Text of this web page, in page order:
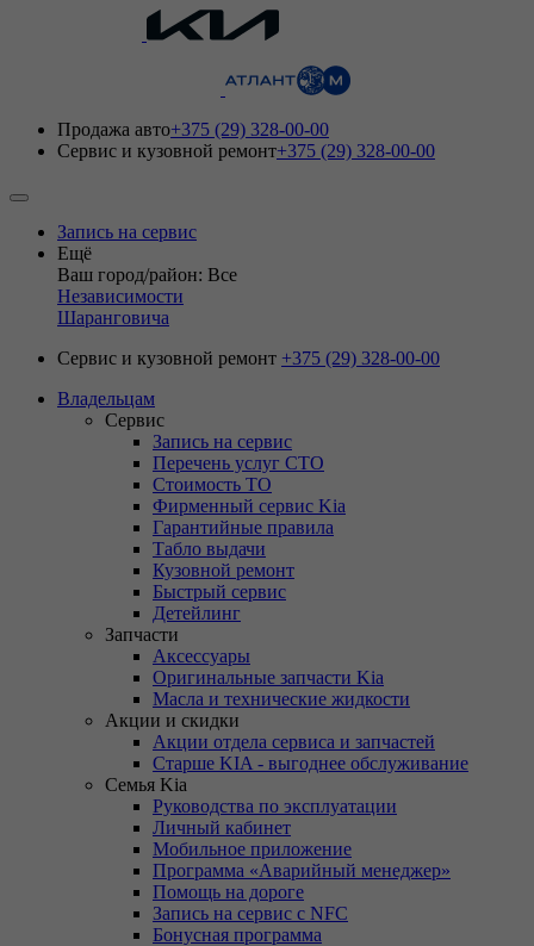
Продажа авто+375 (29) 328-00-00
Сервис и кузовной ремонт+375 (29) 328-00-00
Запись на сервис
Ещё
Ваш город/район: Все
Независимости
Шаранговича
Сервис и кузовной ремонт +375 (29) 328-00-00
Владельцам
Сервис
Запись на сервис
Перечень услуг СТО
Стоимость ТО
Фирменный сервис Kia
Гарантийные правила
Табло выдачи
Кузовной ремонт
Быстрый сервис
Детейлинг
Запчасти
Аксессуары
Оригинальные запчасти Kia
Масла и технические жидкости
Акции и скидки
Акции отдела сервиса и запчастей
Старше KIA - выгоднее обслуживание
Семья Kia
Руководства по эксплуатации
Личный кабинет
Мобильное приложение
Программа «Аварийный менеджер»
Помощь на дороге
Запись на сервис с NFC
Бонусная программа